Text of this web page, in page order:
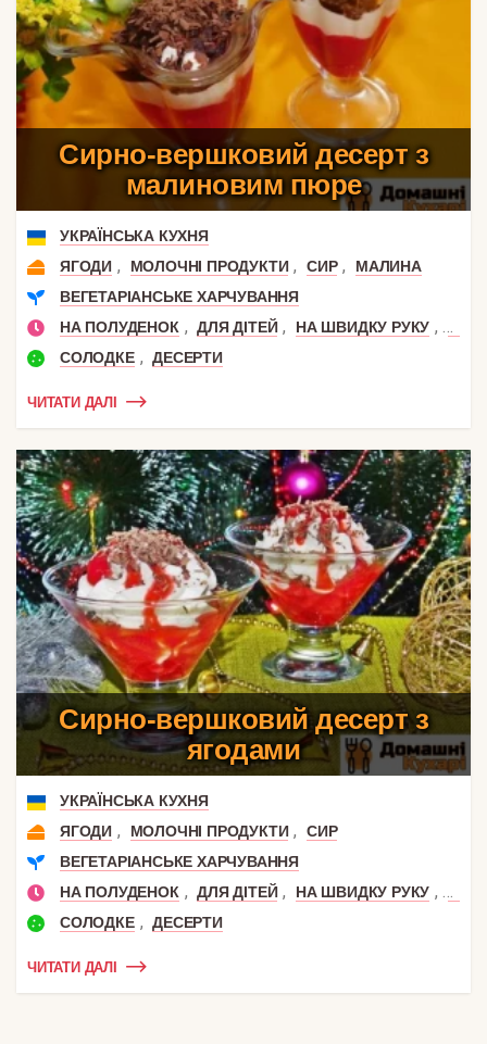
Сирно-вершковий десерт з
малиновим пюре
УКРАЇНСЬКА КУХНЯ
ЯГОДИ , МОЛОЧНІ ПРОДУКТИ , СИР ,
МАЛИНА
ВЕГЕТАРІАНСЬКЕ ХАРЧУВАННЯ
НА ПОЛУДЕНОК , ДЛЯ ДІТЕЙ , НА ШВИДКУ РУКУ ,
СОЛОДКЕ , ДЕСЕРТИ
ЧИТАТИ ДАЛІ
Сирно-вершковий десерт з
ягодами
УКРАЇНСЬКА КУХНЯ
ЯГОДИ , МОЛОЧНІ ПРОДУКТИ ,
СИР
ВЕГЕТАРІАНСЬКЕ ХАРЧУВАННЯ
НА ПОЛУДЕНОК , ДЛЯ ДІТЕЙ , НА ШВИДКУ РУКУ ,
СОЛОДКЕ , ДЕСЕРТИ
ЧИТАТИ ДАЛІ